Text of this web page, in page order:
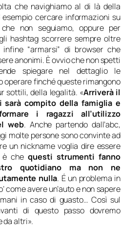
che navighiamo al di là della
cercare informazioni su
non seguiamo, oppure per
hashtag scorrere sempre oltre
“armarsi” di browser che
anonimi. È ovvio che non spetti
spiegare nel dettaglio le
operare finché queste rimangono
sottili, della legalità. «Arriverà il
sarà compito della famiglia e
i ragazzi all’utilizzo
web. Anche partendo dall’abc,
molte persone sono convinte ad
un nickname voglia dire essere
è chequesti strumenti fanno
quotidiano ma non ne
nulla. É un problema in
come avere un’auto e non sapere
in caso di guasto… Così sul
di questo passo dovremo
da altri».